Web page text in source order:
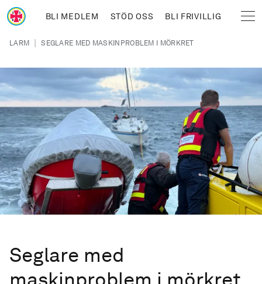
Hoppa till huvudinnehåll
BLI MEDLEM STÖD OSS BLI FRIVILLIG
Länkstig
LARM | SEGLARE MED MASKINPROBLEM I MÖRKRET
Seglare med
maskinproblem i mörkret